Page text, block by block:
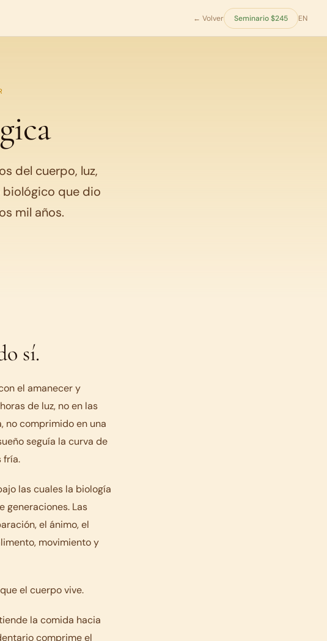
← Volver Seminario $245 EN
del cuerpo, luz,
biológico que dio
mil años.
sí.
el amanecer y
de luz, no en las
no comprimido en una
seguía la curva de
fría.
las cuales la biología
generaciones. Las
el ánimo, el
movimiento y
el cuerpo vive.
la comida hacia
comprime el